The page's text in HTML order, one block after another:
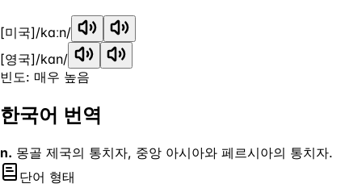
[미국]/kɑːn/
[영국]/kɑn/
빈도: 매우 높음
한국어 번역
n. 몽골 제국의 통치자, 중앙 아시아와 페르시아의 통치자.
단어 형태